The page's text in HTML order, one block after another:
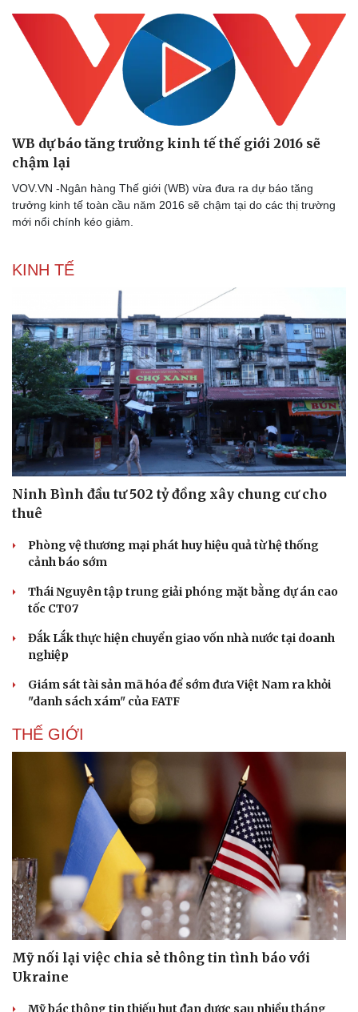
Thể thao
Lịch thi đấu bóng đá
Thế giới thể thao
Hậu trường
Xe máy
WB dự báo tăng trưởng kinh tế thế giới 2016 sẽ
chậm lại
VOV.VN -Ngân hàng Thế giới (WB) vừa đưa ra dự báo tăng
trưởng kinh tế toàn cầu năm 2016 sẽ chậm tại do các thị trường
mới nổi chính kéo giảm.
KINH TẾ
Ninh Bình đầu tư 502 tỷ đồng xây chung cư cho
thuê
Phòng vệ thương mại phát huy hiệu quả từ hệ thống
cảnh báo sớm
Thái Nguyên tập trung giải phóng mặt bằng dự án cao
tốc CT07
Đắk Lắk thực hiện chuyển giao vốn nhà nước tại doanh
nghiệp
Giám sát tài sản mã hóa để sớm đưa Việt Nam ra khỏi
"danh sách xám" của FATF
THẾ GIỚI
Mỹ nối lại việc chia sẻ thông tin tình báo với
Ukraine
Mỹ bác thông tin thiếu hụt đạn dược sau nhiều tháng